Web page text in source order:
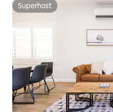
Superhost
Superhost